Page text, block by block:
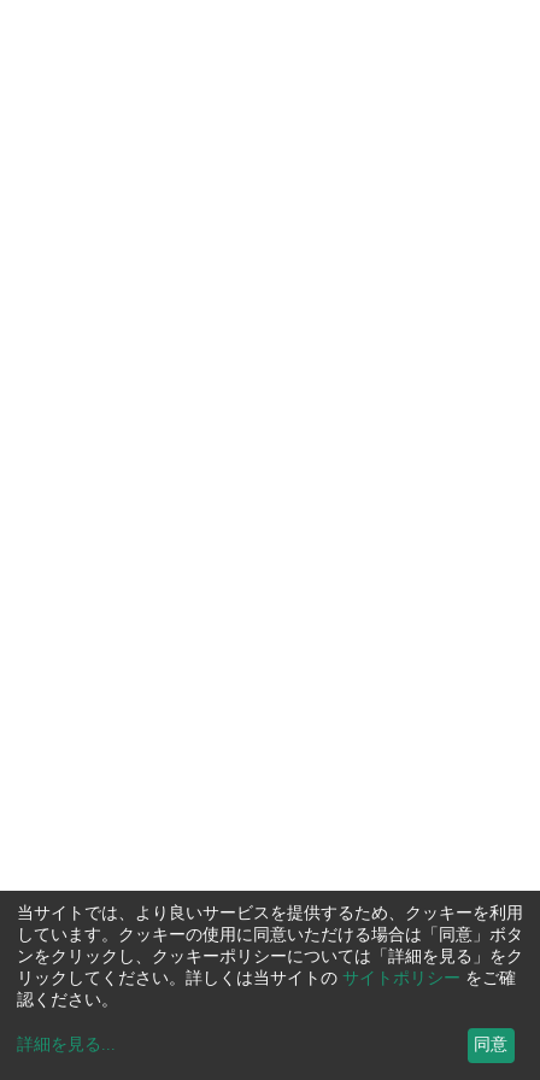
当サイトでは、より良いサービスを提供するため、クッキーを利用
しています。クッキーの使用に同意いただける場合は「同意」ボタ
ンをクリックし、クッキーポリシーについては「詳細を見る」をク
リックしてください。詳しくは当サイトの サイトポリシー をご確
認ください。
詳細を見る ... 同意